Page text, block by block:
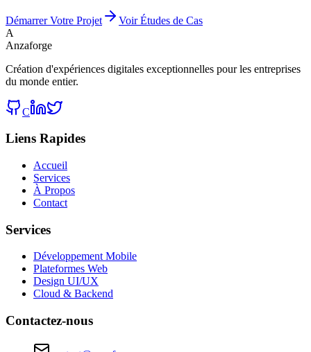
Démarrer Votre Projet
Voir Études de Cas
A
Anzaforge
Création d'expériences digitales exceptionnelles pour les entreprises
du monde entier.
C
Liens Rapides
Accueil
Services
À Propos
Contact
Services
Développement Mobile
Plateformes Web
Design UI/UX
Cloud & Backend
Contactez-nous